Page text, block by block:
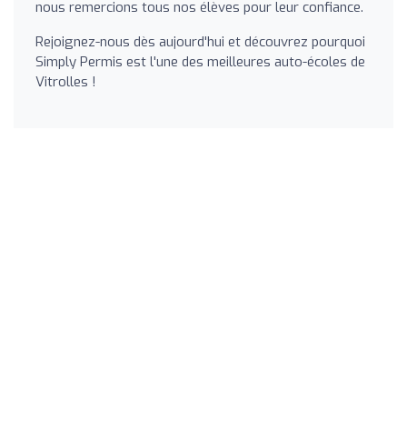
nous remercions tous nos élèves pour leur confiance.
Rejoignez-nous dès aujourd'hui et découvrez pourquoi
Simply Permis est l'une des meilleures auto-écoles de
Vitrolles !